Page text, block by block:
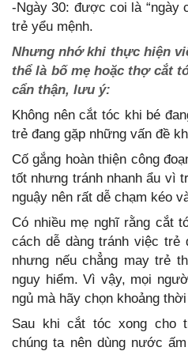
-Ngày 30: được coi là “ngày
trẻ yểu mệnh.
Nhưng nhớ khi thực hiện
thể là bố mẹ hoặc thợ cắt
cẩn thận, lưu ý:
Không nên cắt tóc khi bé
trẻ đang gặp những vấn đề
Cố gắng hoàn thiện công
tốt nhưng tránh nhanh ẩu vì
nguậy nên rất dễ chạm kéo
Có nhiều mẹ nghĩ rằng cắt
cách dễ dàng tránh việc trẻ
nhưng nếu chẳng may trẻ
nguy hiểm. Vì vậy, mọi
ngủ mà hãy chọn khoảng
Sau khi cắt tóc xong cho
chúng ta nên dùng nước